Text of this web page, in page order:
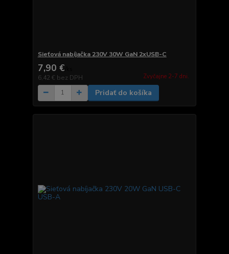
Sieťová nabíjačka 230V 30W GaN 2xUSB-C
7,90 €
6,42 € bez DPH Zvyčajne 2-7 dni.
Pridať do košíka